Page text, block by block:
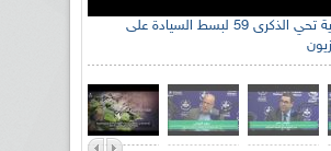
الإذاعة الجزائرية تحي الذكرى 59 لبسط السيادة على